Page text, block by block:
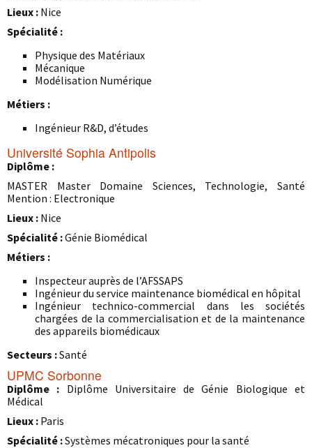
Lieux : Nice
Spécialité :
Physique des Matériaux
Mécanique
Modélisation Numérique
Métiers :
Ingénieur R&D, d’études
Université Sophia Antipolis
Diplôme :
MASTER Master Domaine Sciences, Technologie, Santé
Mention : Electronique
Lieux : Nice
Spécialité :Génie Biomédical
Métiers :
Inspecteur auprès de l’AFSSAPS
Ingénieur du service maintenance biomédical en hôpital
Ingénieur technico-commercial dans les sociétés
chargées de la commercialisation et de la maintenance
des appareils biomédicaux
Secteurs :Santé
UPMC Sorbonne
Diplôme : Diplôme Universitaire de Génie Biologique et
Médical
Lieux : Paris
Spécialité :Systèmes mécatroniques pour la santé